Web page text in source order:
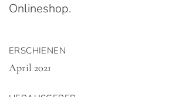
ERSCHIENEN
April 2021
Onlineshop.